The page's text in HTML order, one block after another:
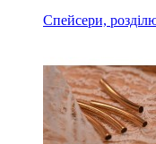
Спейсери,